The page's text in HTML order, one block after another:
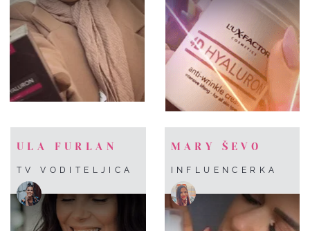
ULA FURLAN
TV VODITELJICA
MARY ŠEVO
INFLUENCERKA